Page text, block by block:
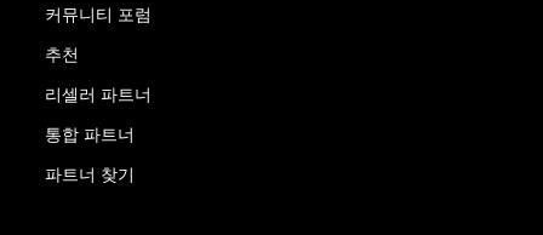
커뮤니티 포럼
추천
리셀러 파트너
통합 파트너
파트너 찾기